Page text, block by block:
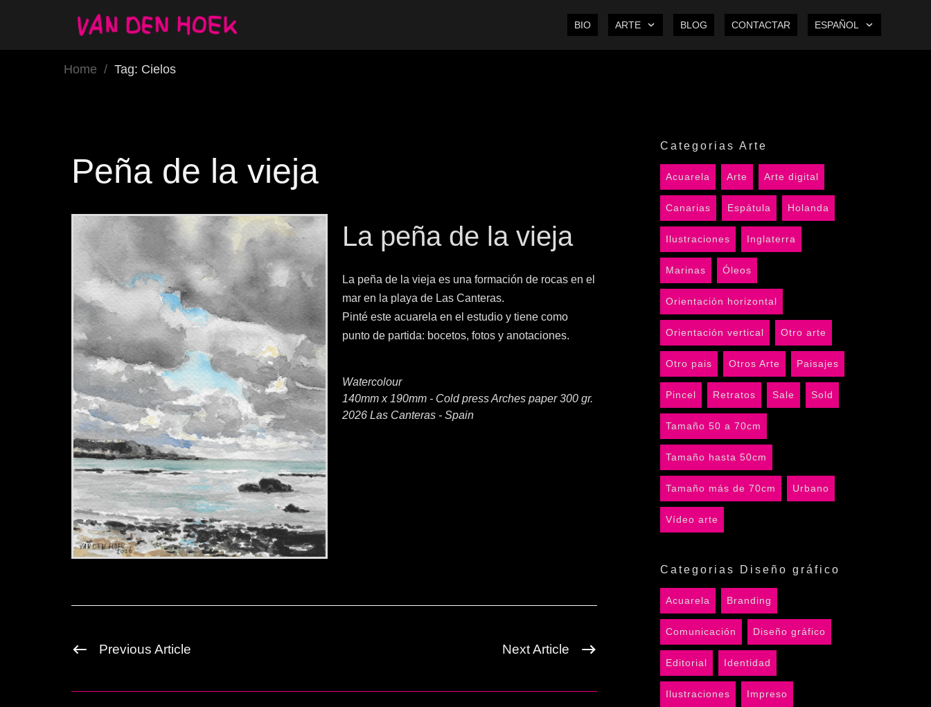
BIO ARTE BLOG CONTACTAR ESPAÑOL
Home / Tag: Cielos
Peña de la vieja
La peña de la vieja
La peña de la vieja es una formación de rocas en el
mar en la playa de Las Canteras.
Pinté este acuarela en el estudio y tiene como
punto de partida: bocetos, fotos y anotaciones.
Watercolour
140mm x 190mm - Cold press Arches paper 300 gr.
2026 Las Canteras - Spain
Previous Article Next Article
Categorias Arte
Acuarela Arte Arte digital
Canarias Espátula Holanda
Ilustraciones Inglaterra
Marinas Óleos
Orientación horizontal
Orientación vertical Otro arte
Otro pais Otros Arte Paisajes
Pincel Retratos Sale Sold
Tamaño 50 a 70cm
Tamaño hasta 50cm
Tamaño más de 70cm Urbano
Vídeo arte
Categorias Diseño gráfico
Acuarela Branding
Comunicación Diseño gráfico
Editorial Identidad
Ilustraciones Impreso